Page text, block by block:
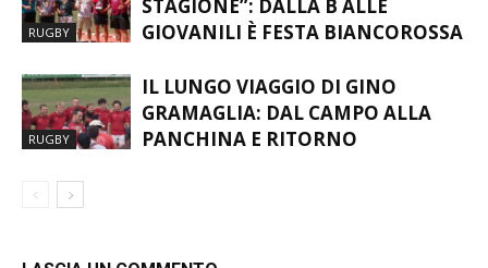
RUGBY
RUGBY VARESE, I “PREMI DELLA
STAGIONE”: DALLA B ALLE
RUGBY
IL LUNGO VIAGGIO DI GINO
GRAMAGLIA: DAL CAMPO ALLA